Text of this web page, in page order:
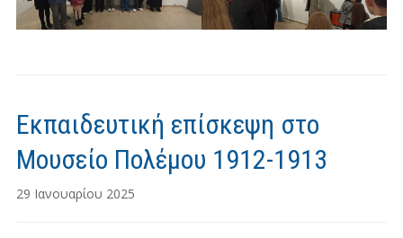
Εκπαιδευτική επίσκεψη στο
Μουσείο Πολέμου 1912-1913
29 Ιανουαρίου 2025